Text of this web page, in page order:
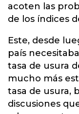
acoten las
de los índices
Este, desde
país
tasa de usura
mucho más
tasa de usura,
discusiones